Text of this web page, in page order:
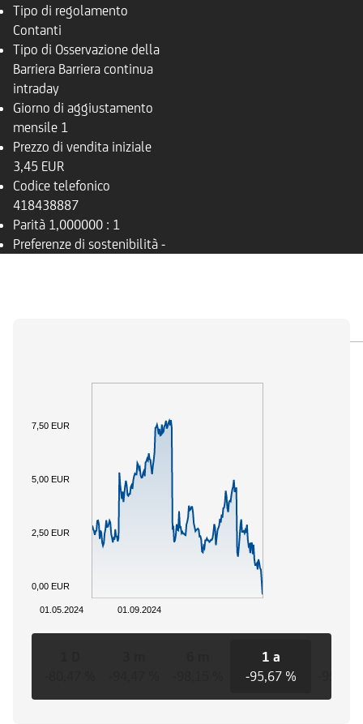
Tipo di regolamento
Contanti
Tipo di Osservazione della
Barriera Barriera continua
intraday
Giorno di aggiustamento
mensile 1
Prezzo di vendita iniziale
3,45 EUR
Codice telefonico
418438887
Parità 1,000000 : 1
Preferenze di sostenibilità -
01.09.2024
01.05.2024
0,00 EUR
2,50 EUR
5,00 EUR
7,50 EUR
1 a
-95,67 %